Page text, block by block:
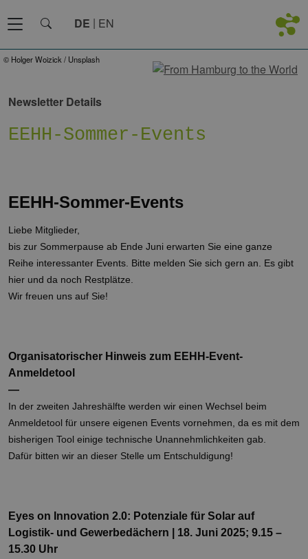
DE EN
© Holger Woizick / Unsplash
Newsletter Details
EEHH-Sommer-Events
EEHH-Sommer-Events
Liebe Mitglieder,
bis zur Sommerpause ab Ende Juni erwarten Sie eine ganze
Reihe interessanter Events. Bitte melden Sie sich gern an. Es gibt
hier und da noch Restplätze.
Wir freuen uns auf Sie!
Organisatorischer Hinweis zum EEHH-Event-
Anmeldetool
—
In der zweiten Jahreshälfte werden wir einen Wechsel beim
Anmeldetool für unsere eigenen Events vornehmen, da es mit dem
bisherigen Tool einige technische Unannehmlichkeiten gab.
Dafür bitten wir an dieser Stelle um Entschuldigung!
Eyes on Innovation 2.0: Potenziale für Solar auf
Logistik- und Gewerbedächern | 18. Juni 2025; 9.15 –
15.30 Uhr